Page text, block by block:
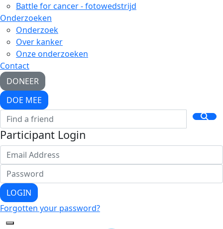
Battle for cancer - fotowedstrijd
Onderzoeken
Onderzoek
Over kanker
Onze onderzoeken
Contact
DONEER
DOE MEE
Participant Login
LOGIN
Forgotten your password?